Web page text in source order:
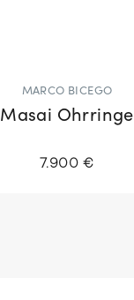
MARCO BICEGO
Masai Ohrringe
7.900 €